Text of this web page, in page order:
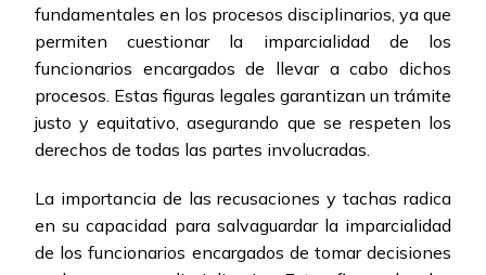
fundamentales en los procesos disciplinarios, ya que
permiten cuestionar la imparcialidad de los
funcionarios encargados de llevar a cabo dichos
procesos. Estas figuras legales garantizan un trámite
justo y equitativo, asegurando que se respeten los
derechos de todas las partes involucradas.
La importancia de las recusaciones y tachas radica
en su capacidad para salvaguardar la imparcialidad
de los funcionarios encargados de tomar decisiones